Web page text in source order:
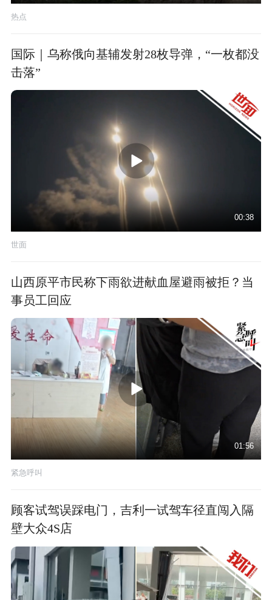
热点
国际｜乌称俄向基辅发射28枚导弹，“一枚都没
击落”
00:38
世面
山西原平市民称下雨欲进献血屋避雨被拒？当
事员工回应
01:56
紧急呼叫
顾客试驾误踩电门，吉利一试驾车径直闯入隔
壁大众4S店